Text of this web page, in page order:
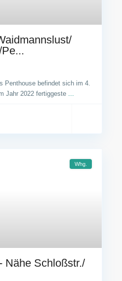
Penthouse befindet sich im 4.
Jahr 2022 fertiggeste ...
Whg.
Nähe Schloßstr./